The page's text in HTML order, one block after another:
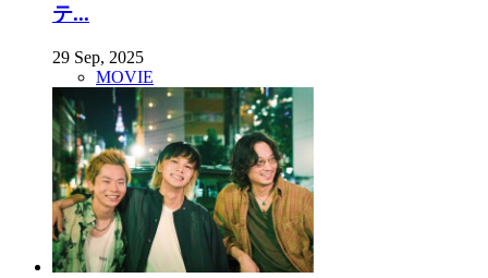
テ...
29 Sep, 2025
MOVIE